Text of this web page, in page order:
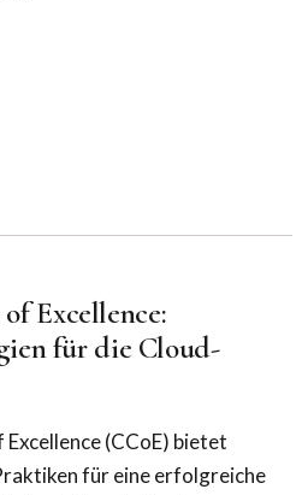
Excellence:
für die Cloud-
(CCoE) bietet
für eine erfolgreiche